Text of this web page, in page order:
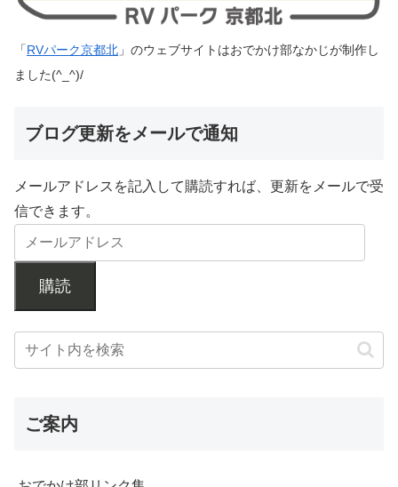
「RVパーク京都北 」のウェブサイトはおでかけ部なかじが制作し
ました(^_^)/
ブログ更新をメールで通知
メールアドレスを記入して購読すれば、更新をメールで受
信できます。
購読
ご案内